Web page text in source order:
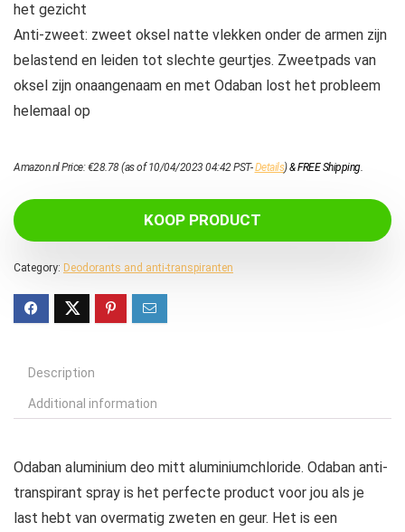
het gezicht
Anti-zweet: zweet oksel natte vlekken onder de armen zijn
belastend en leiden tot slechte geurtjes. Zweetpads van
oksel zijn onaangenaam en met Odaban lost het probleem
helemaal op
Amazon.nl Price:€28.78(as of 10/04/2023 04:42 PST-Details)&FREE Shipping.
KOOP PRODUCT
Category: Deodorants and anti-transpiranten
Description
Additional information
Odaban aluminium deo mitt aluminiumchloride. Odaban anti-
transpirant spray is het perfecte product voor jou als je
last hebt van overmatig zweten en geur. Het is een